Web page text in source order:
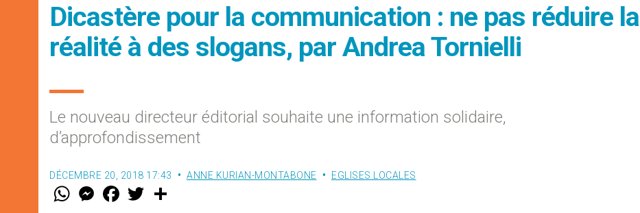
Dicastère pour la communication : ne pas réduire la
réalité à des slogans, par Andrea Tornielli
Le nouveau directeur éditorial souhaite une information solidaire,
d’approfondissement
DÉCEMBRE 20, 2018 17:43 ANNE KURIAN-MONTABONE EGLISES LOCALES
W M
e
F
a w